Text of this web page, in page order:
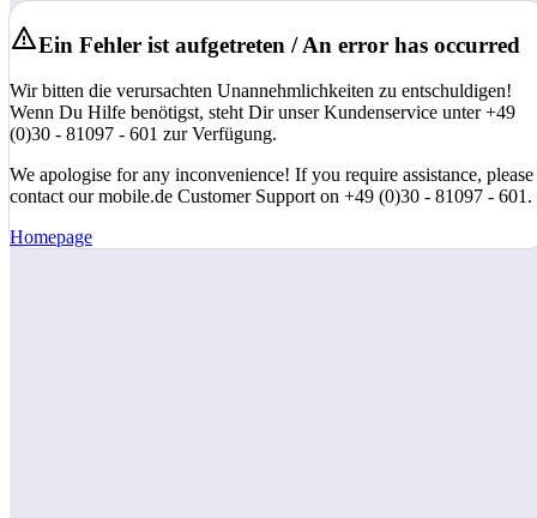
Ein Fehler ist aufgetreten / An error has occurred
Wir bitten die verursachten Unannehmlichkeiten zu entschuldigen!
Wenn Du Hilfe benötigst, steht Dir unser Kundenservice unter +49
(0)30 - 81097 - 601 zur Verfügung.
We apologise for any inconvenience! If you require assistance, please
contact our mobile.de Customer Support on +49 (0)30 - 81097 - 601.
Homepage